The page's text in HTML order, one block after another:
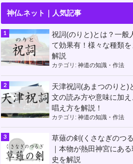
神仏.ネット｜人気記事
祝詞(のりと)とは？一般
て効果有！様々な種類を
解説
カテゴリ: 神道の知識・作法
天津祝詞(あまつのりと)
文の読み方や意味に加
唱え方を解説！
カテゴリ: 神道の知識・作法
草薙の剣(くさなぎのつ
｜本物が熱田神宮にあ
史を解説